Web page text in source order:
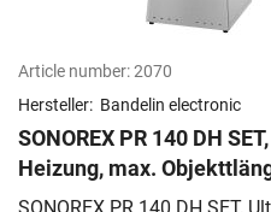
Article number:2070
Hersteller: Bandelin electronic
SONOREX PR 140 DH
Heizung, max.
Pipettenkorb,